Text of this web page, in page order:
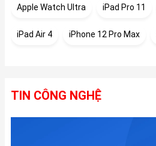
Apple Watch Ultra iPad Pro 11
iPad Air 4 iPhone 12 Pro Max
TIN CÔNG NGHỆ